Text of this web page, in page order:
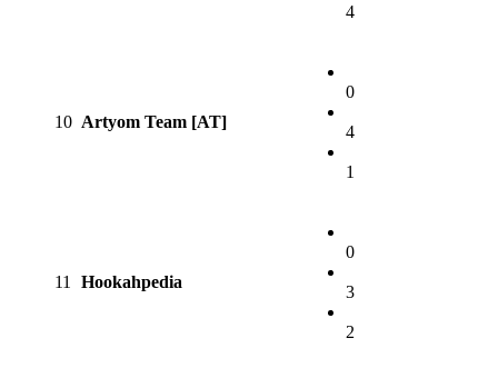
4
10 Artyom Team [AT]
0
4
1
11 Hookahpedia
0
3
2